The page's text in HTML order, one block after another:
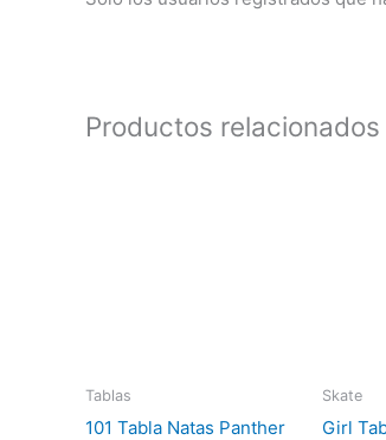
Productos relacionados
Tablas
101 Tabla Natas Panther
Skate
Girl